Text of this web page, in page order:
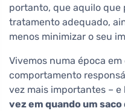
portanto, que aquilo que
tratamento adequado,
menos minimizar o seu
Vivemos numa época
comportamento
vez mais importantes – e
vez em quando um